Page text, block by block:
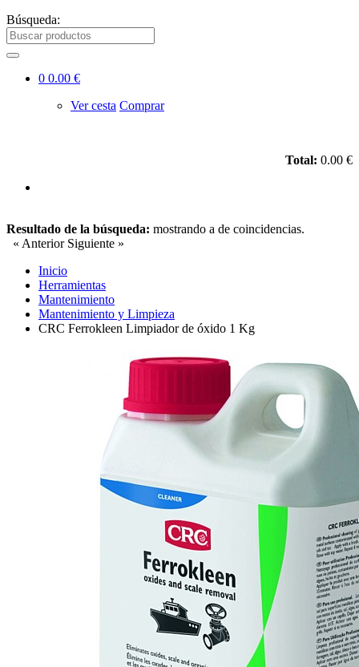
Búsqueda:
0 0.00 €
Ver cesta Comprar
Total: 0.00 €
Resultado de la búsqueda: mostrando a de coincidencias.
« Anterior Siguiente »
Inicio
Herramientas
Mantenimiento
Mantenimiento y Limpieza
CRC Ferrokleen Limpiador de óxido 1 Kg